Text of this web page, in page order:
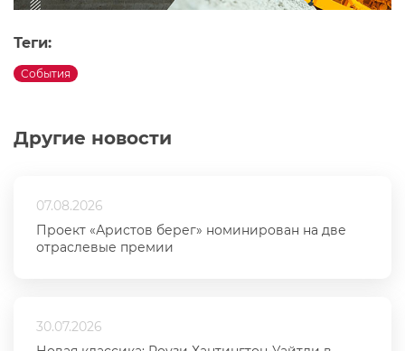
Другие новости
07.08.2026
Проект «Аристов берег» номинирован на две
отраслевые премии
30.07.2026
Теги:
События